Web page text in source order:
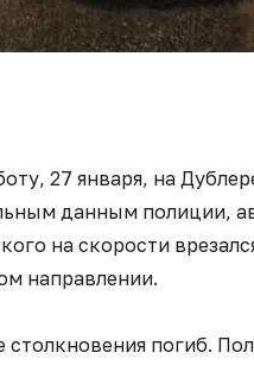
27 января, на
данным полиции,
на скорости
направлении.
столкновения погиб.